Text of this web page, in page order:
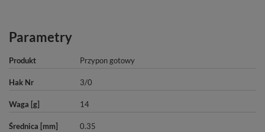
Parametry
Produkt Przypon gotowy
Hak Nr 3/0
Waga [g] 14
Średnica [mm] 0.35